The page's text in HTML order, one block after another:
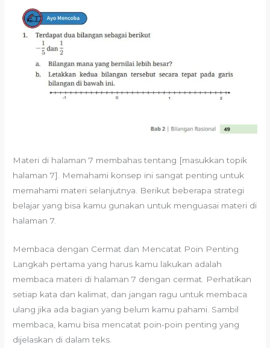
Materi di halaman 7 membahas tentang [masukkan topik
halaman 7]. Memahami konsep ini sangat penting untuk
memahami materi selanjutnya. Berikut beberapa strategi
belajar yang bisa kamu gunakan untuk menguasai materi di
halaman 7.
Membaca dengan Cermat dan Mencatat Poin Penting
Langkah pertama yang harus kamu lakukan adalah
membaca materi di halaman 7 dengan cermat. Perhatikan
setiap kata dan kalimat, dan jangan ragu untuk membaca
ulang jika ada bagian yang belum kamu pahami. Sambil
membaca, kamu bisa mencatat poin-poin penting yang
dijelaskan di dalam teks.